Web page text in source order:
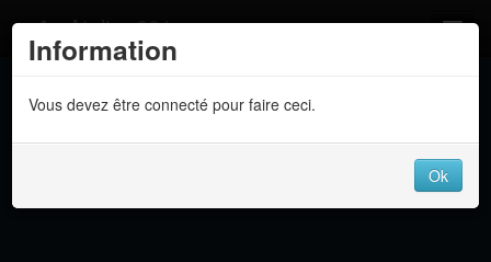
Information
Vous devez être connecté pour faire ceci.
Ok
Atelier 801
Dev Tracker
Langue